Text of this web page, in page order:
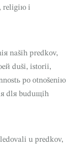
religiю i
naših predkov,
duši, istorii,
po otnošeniю
dlя buduщih
u predkov,